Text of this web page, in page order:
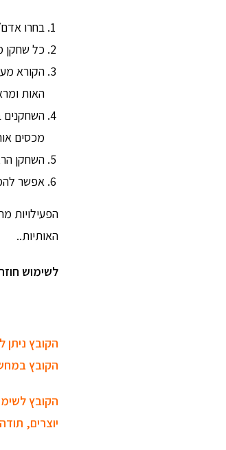
בחרו
כל שחקן
הקורא
האות
מכסים
השחקן
אפשר
הפעילויות
האותיות..
לשימוש
הקובץ
הקובץ
הקובץ
יוצרים,